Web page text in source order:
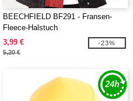
BEECHFIELD BF291 - Fransen-
Fleece-Halstuch
3,99 €
5,20 €
-23%